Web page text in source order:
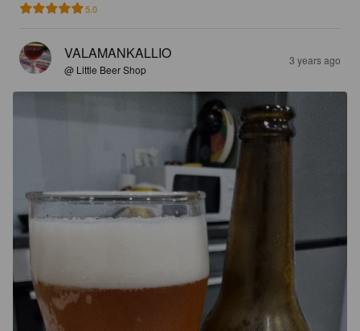
5.0
VALAMANKALLIO
@ Little Beer Shop
3 years ago